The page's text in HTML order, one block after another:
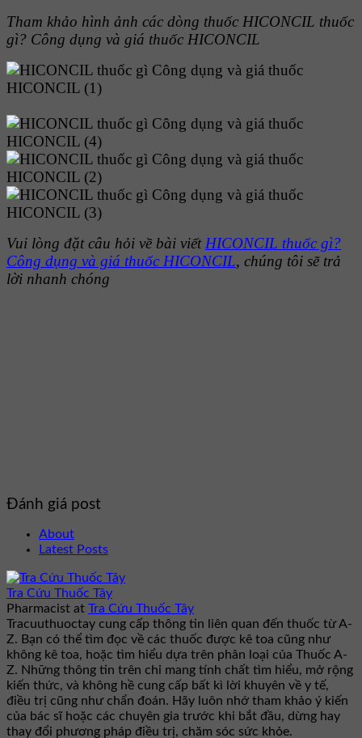
Tham khảo hình ảnh các dòng thuốc HICONCIL thuốc
gì? Công dụng và giá thuốc HICONCIL
Vui lòng đặt câu hỏi về bài viết HICONCIL thuốc gì?
Công dụng và giá thuốc HICONCIL, chúng tôi sẽ trả
lời nhanh chóng
Đánh giá post
About
Latest Posts
Tra Cứu Thuốc Tây
Pharmacist at Tra Cứu Thuốc Tây
Tracuuthuoctay cung cấp thông tin liên quan đến thuốc từ A-
Z. Bạn có thể tìm đọc về các thuốc được kê toa cũng như
không kê toa, hoặc tìm hiểu dựa trên phân loại của Thuốc A-
Z. Những thông tin trên chỉ mang tính chất tìm hiểu, mở rộng
kiến thức, và không hề cung cấp bất kì lời khuyên về y tế,
điều trị cũng như chẩn đoán. Hãy luôn nhớ tham khảo ý kiến
của bác sĩ hoặc các chuyên gia trước khi bắt đầu, dừng hay
thay đổi phương pháp điều trị, chăm sóc sức khỏe.